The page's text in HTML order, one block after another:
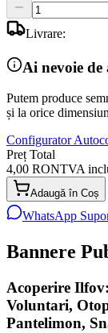
Livrare:
Ai nevoie de
Putem produce
și la orice
Configurator
Preț Total
4,00 RONTVA
Adaugă în Coș
WhatsApp
Bannere
Acoperire
Voluntari,
Pantelimon,